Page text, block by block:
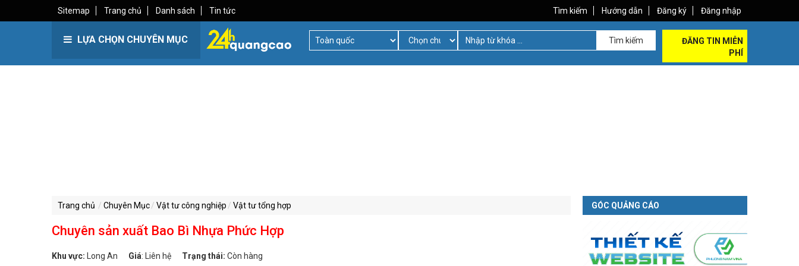
Sitemap Trang chủ Danh sách Tin tức Tìm kiếm Hướng dẫn Đăng ký Đăng nhập
LỰA CHỌN CHUYÊN MỤC Tìm kiếm
ĐĂNG TIN MIỄN
PHÍ
Trang chủ Chuyên Mục Vật tư công nghiệp Vật tư tổng hợp
Chuyên sản xuất Bao Bì Nhựa Phức Hợp
Khu vực: Long An Giá: Liên hệ Trạng thái: Còn hàng
GÓC QUẢNG CÁO